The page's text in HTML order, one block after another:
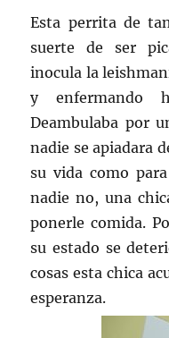
Esta perrita de
suerte de ser
inocula la
y enfermando
Deambulaba por
nadie se apiadara
su vida como
nadie no, una
ponerle comida.
su estado se
cosas esta chica
esperanza.